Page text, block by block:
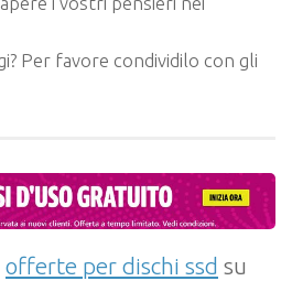
Per favore condividilo con gli
offerte per dischi ssd su